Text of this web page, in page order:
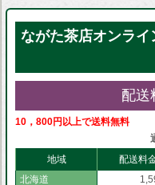
ながた茶店オンラ
配送
10，800円以上で送料無料
地域
配送料
北海道